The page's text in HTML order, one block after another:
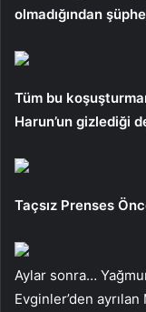
olmadığından
Tüm bu
Harun’un gizlediği
Taçsız Prenses
Aylar sonra…
Evginler’den